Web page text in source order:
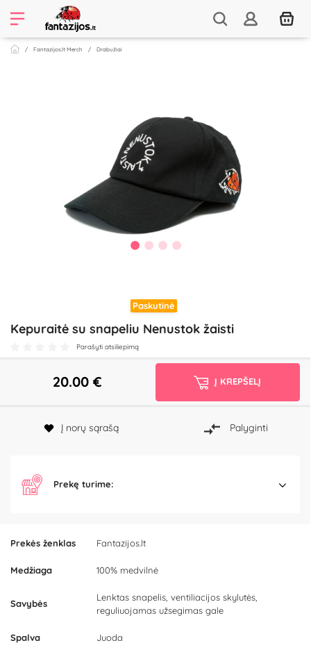
Fantazijos.lt Merch Drabužiai
Paskutinė
Kepuraitė su snapeliu Nenustok žaisti
Parašyti atsiliepimą
Prekės ženklas Fantazijos.lt
Medžiaga 100% medvilnė
Savybės
Lenktas snapelis, ventiliacijos skylutės,
reguliuojamas užsegimas gale
Spalva Juoda
20.00 € Į KREPŠELĮ
Į norų sąrašą Palyginti
Prekę turime: